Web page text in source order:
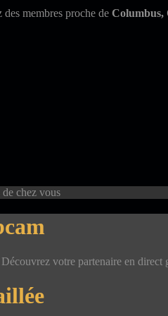
membres proche de Columbus,
de chez vous
votre partenaire en direct